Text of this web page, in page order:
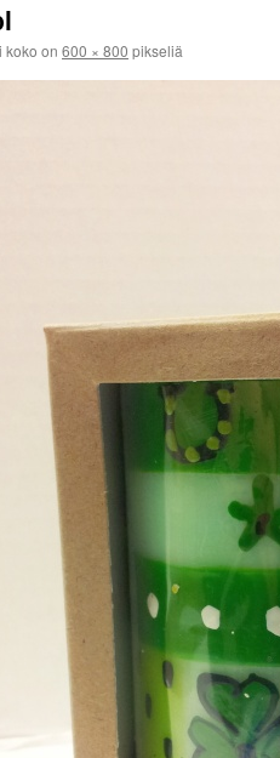
koko on 600 × 800 pikseliä